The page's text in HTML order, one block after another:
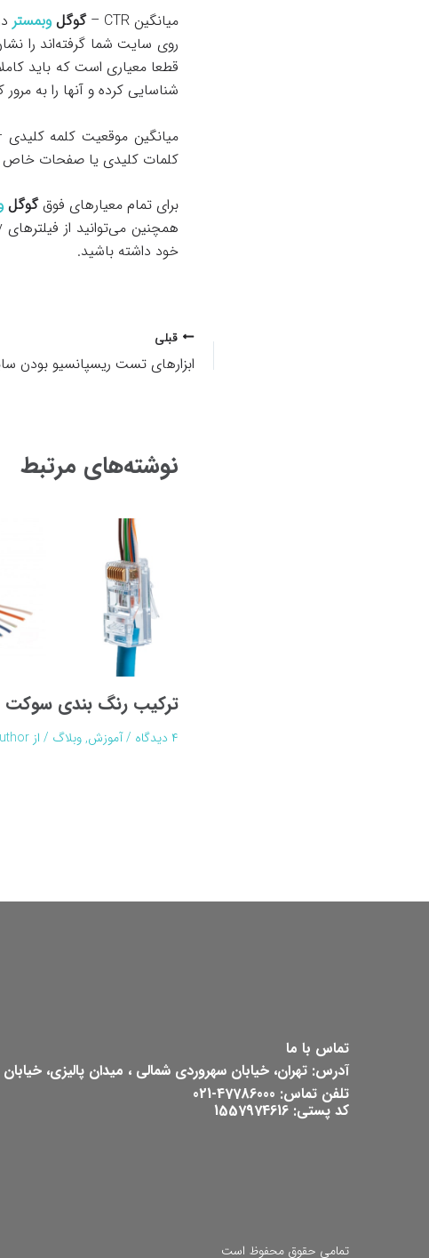
میانگین CTR – گوگلوبمستر
روی سایت شما گرفته‌اند را
شناسایی کرده و آنها را به مرور
کلمات کلیدی یا صفحات خاص
برای تمام معیارهای فوقگوگل
خود داشته باشید.
پیمایش
نوشته
قبلی
ابزارهای تست ریسپانسیو بودن
نوشته‌های مرتبط
ترکیب رنگ بندی سوکت
۴ دیدگاه /آموزش,وبلاگ / از
تماس با ما
آدرس: تهران، خیابان سهروردی شمالی ، میدان پالیزی، خیابان شهید
تلفن تماس: 47786000-021
کد پستی: 1557974616
تمامی حقوق محفوظ است